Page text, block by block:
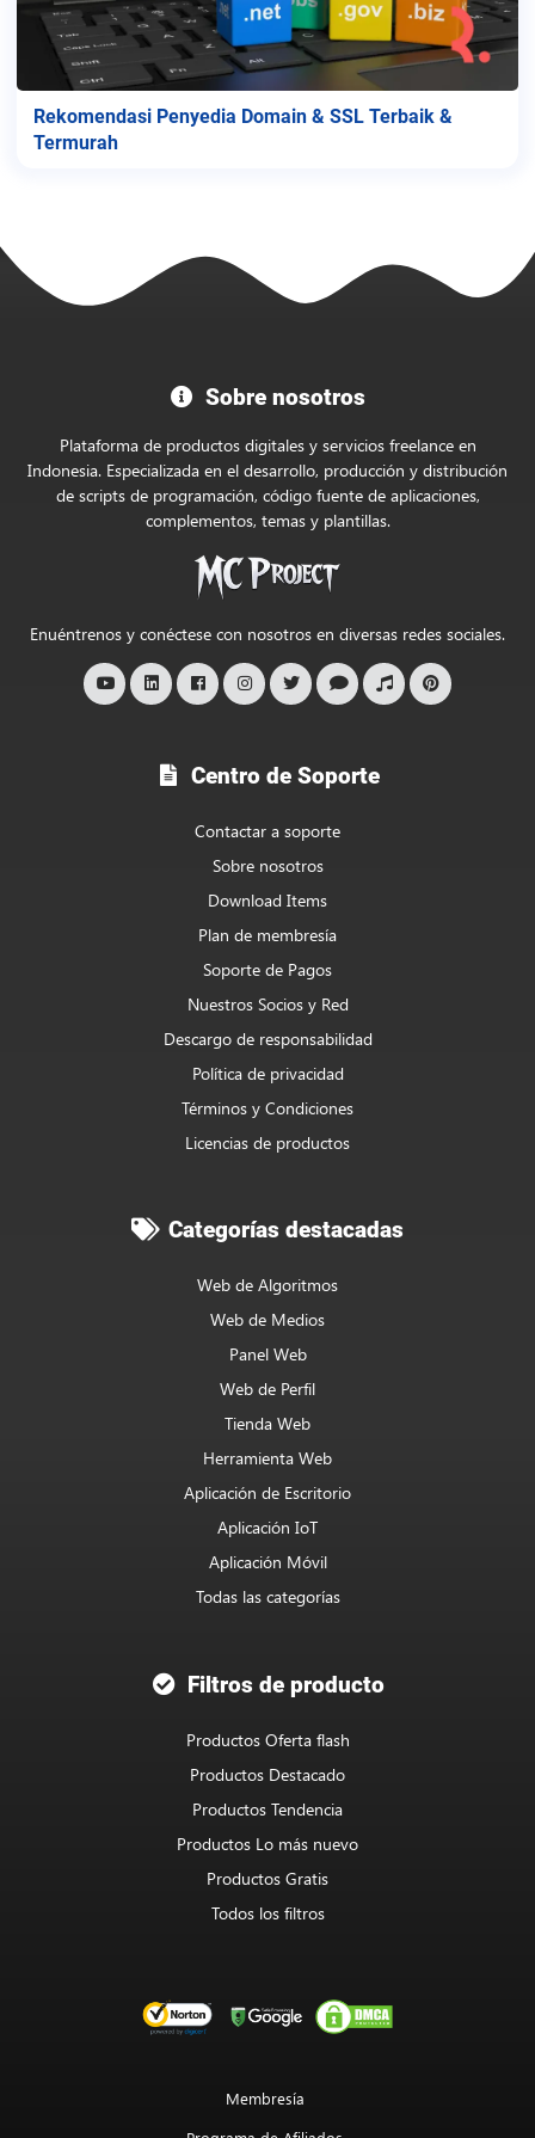
Rekomendasi Penyedia Domain & SSL Terbaik &
Termurah
Tienda
Oficial
Sobre nosotros
Plataforma de productos digitales y servicios freelance en
Indonesia. Especializada en el desarrollo, producción y distribución
de scripts de programación, código fuente de aplicaciones,
complementos, temas y plantillas.
Enuéntrenos y conéctese con nosotros en diversas redes sociales.
Centro de Soporte
Contactar a soporte
Sobre nosotros
Download Items
Plan de membresía
Soporte de Pagos
Nuestros Socios y Red
Descargo de responsabilidad
Política de privacidad
Términos y Condiciones
Licencias de productos
Categorías destacadas
Web de Algoritmos
Web de Medios
Panel Web
Web de Perfil
Tienda Web
Herramienta Web
Aplicación de Escritorio
Aplicación IoT
Aplicación Móvil
Todas las categorías
Filtros de producto
Productos Oferta flash
Productos Destacado
Productos Tendencia
Productos Lo más nuevo
Productos Gratis
Todos los filtros
Membresía